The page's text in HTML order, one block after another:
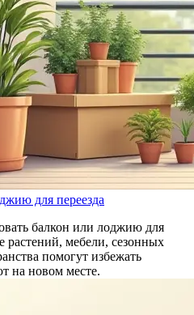
для переезда
балкон или лоджию для
растений, мебели, сезонных
помогут избежать
на новом месте.